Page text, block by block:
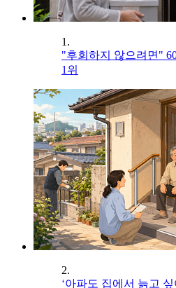
1.
"후회하지 않으려면"
1위
2.
‘아파도 집에서 늙고